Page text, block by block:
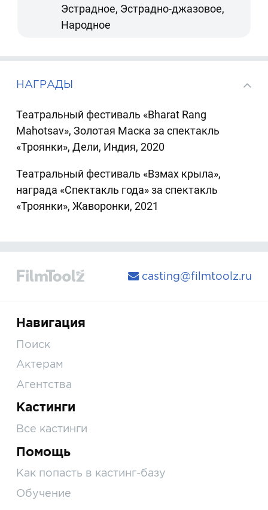
Эстрадное, Эстрадно-джазовое,
Народное
НАГРАДЫ
Театральный фестиваль «Bharat Rang
Mahotsav», Золотая Маска за спектакль
«Троянки», Дели, Индия, 2020
Театральный фестиваль «Взмах крыла»,
награда «Спектакль года» за спектакль
«Троянки», Жаворонки, 2021
casting@filmtoolz.ru
Навигация
Поиск
Актерам
Агентства
Кастинги
Все кастинги
Помощь
Как попасть в кастинг-базу
Обучение